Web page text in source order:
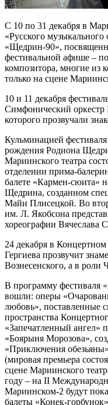
С 10 по 31 декабря в
«Русского
«Щедрин-90»,
фестивальной афише –
композитора, многие из
только на сцене
10 и 11 декабря
Симфонический оркестр
которого прозвучали
Кульминацией фестиваля
рождения Родиона
Мариинского театра
отделении прима-
балете «Кармен-сюита»
Щедрина, созданном
Майи Плисецкой. Во
им. Л. Якобсона
хореографии Вячеслава
24 декабря в
Гергиева прозвучит
Вознесенского, а в
В программу фестиваля
вошли: оперы
любовь», поставленные
пространства
«Запечатленный ангел»
«Боярыня Морозова»,
«Приключения
(мировая премьера
сцене Мариинского
году – на II
Мариинском-2 будут
балеты «Конек-